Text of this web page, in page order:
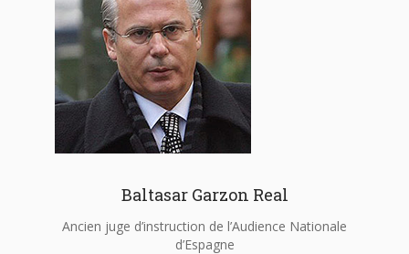
Baltasar Garzon Real
Ancien juge d’instruction de l’Audience Nationale
d’Espagne